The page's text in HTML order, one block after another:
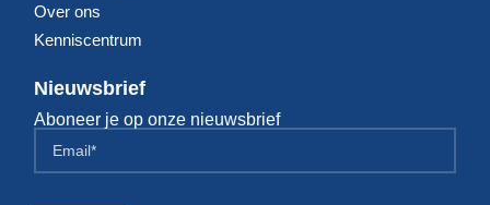
Over ons
Kenniscentrum
Nieuwsbrief
Aboneer je op onze nieuwsbrief